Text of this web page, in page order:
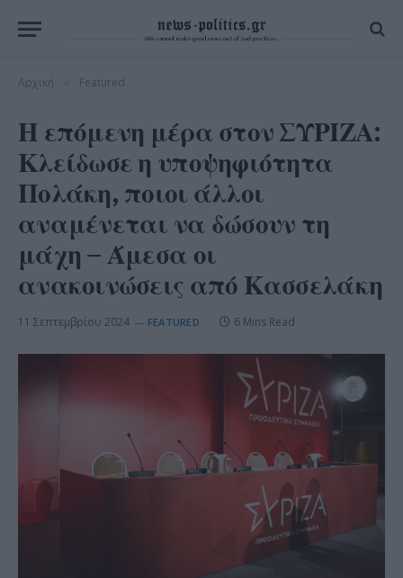
Αρχική Featured
Η επόμενη μέρα στον ΣΥΡΙΖΑ:
Κλείδωσε η υποψηφιότητα
Πολάκη, ποιοι άλλοι
αναμένεται να δώσουν τη
μάχη – Άμεσα οι
ανακοινώσεις από Κασσελάκη
11 Σεπτεμβρίου 2024 FEATURED 6 Mins Read